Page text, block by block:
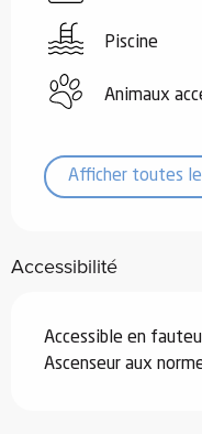
Piscine
Animaux
Afficher toutes
Accessibilité
Accessible en
Ascenseur aux